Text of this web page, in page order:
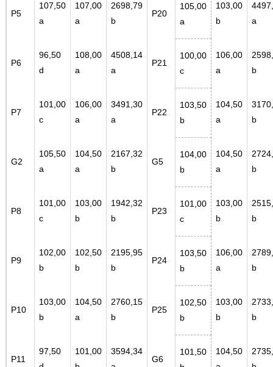
P5
107,50
a
107,00
a
2698,79
b
P20
105,00
a
103,00
b
a
P6
96,50
d
108,00
a
4508,14
a
P21
100,00
c
106,00
a
b
P7
101,00
c
106,00
a
3491,30
a
P22
103,50
b
104,50
a
b
G2
105,50
a
104,50
a
2167,32
b
G5
104,00
b
104,50
a
b
P8
101,00
c
103,00
b
1942,32
b
P23
101,00
c
103,00
b
b
P9
102,00
b
102,50
b
2195,95
b
P24
103,50
b
106,00
a
b
P10
103,00
b
104,50
a
2760,15
b
P25
102,50
b
103,00
b
b
P11
97,50
101,00
3594,34
G6
101,50
104,50